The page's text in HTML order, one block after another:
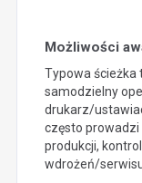
Możliwości
Typowa ścieżka
samodzielny
drukarz/
często prowadzi
produkcji,
wdrożeń/